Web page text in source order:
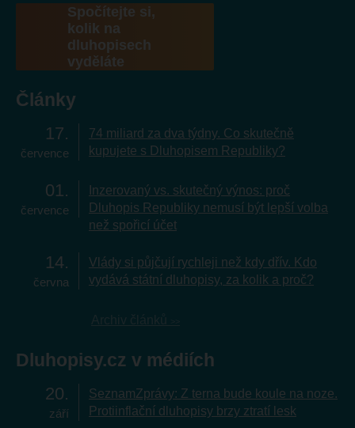
Spočítejte si,
kolik na
dluhopisech
vyděláte
Články
17
července
74 miliard za dva týdny. Co skutečně
kupujete s Dluhopisem Republiky?
01
července
Inzerovaný vs. skutečný výnos: proč
Dluhopis Republiky nemusí být lepší volba
než spořicí účet
14
června
Vlády si půjčují rychleji než kdy dřív. Kdo
vydává státní dluhopisy, za kolik a proč?
Dluhopisy.cz v médiích
20
září
SeznamZprávy: Z terna bude koule na noze.
Protiinflační dluhopisy brzy ztratí lesk